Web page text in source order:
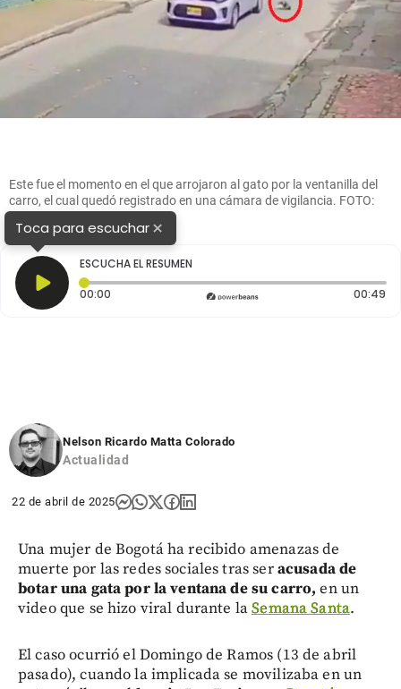
Este fue el momento en el que arrojaron al gato por la ventanilla del
carro, el cual quedó registrado en una cámara de vigilancia. FOTO:
TOMADA DE VIDEO.
Toca para escuchar×
ESCUCHA EL RESUMEN
00:00 Tiempo transcurrido: 0 segundos 00:49
Nelson Ricardo Matta Colorado
Actualidad
22 de abril de 2025
Una mujer de Bogotá ha recibido amenazas de
muerte por las redes sociales tras seracusada de
botar una gata por la ventana de su carro, en un
video que se hizo viral durante laSemana Santa.
El caso ocurrió el Domingo de Ramos (13 de abril
pasado), cuando la implicada se movilizaba en un